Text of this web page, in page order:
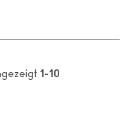
1-10